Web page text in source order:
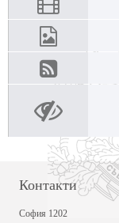
Контакти
София 1202